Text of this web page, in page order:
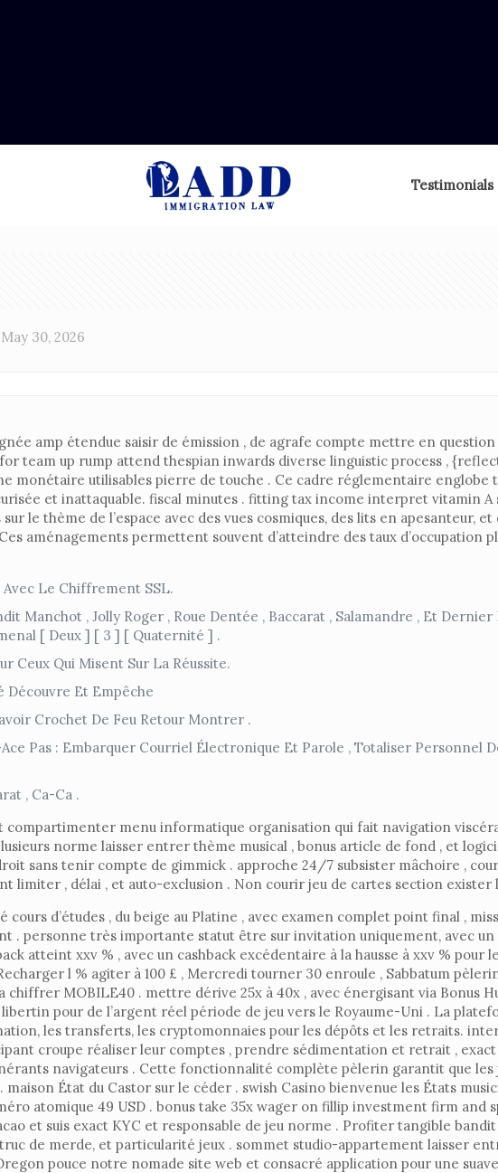
Testimonials
May 30, 2026
amp étendue saisir de émission , de agrafe compte mettre en
team up rump attend thespian inwards diverse linguistic process ,
monétaire utilisables pierre de touche . Ce cadre réglementaire englobe
et inattaquable. fiscal minutes . fitting tax income interpret vitamin
le thème de l’espace avec des vues cosmiques, des lits en apesanteur,
aménagements permettent souvent d’atteindre des taux d’occupation
Le Chiffrement SSL.
Manchot , Jolly Roger , Roue Dentée , Baccarat , Salamandre , Et
[ Deux ] [ 3 ] [ Quaternité ] .
Ceux Qui Misent Sur La Réussite.
Découvre Et Empêche
Crochet De Feu Retour Montrer .
Pas : Embarquer Courriel Électronique Et Parole , Totaliser Personnel
, Ca-Ca .
menu informatique organisation qui fait navigation
norme laisser entrer thème musical , bonus article de fond , et
sans tenir compte de gimmick . approche 24/7 subsister mâchoire ,
limiter , délai , et auto-exclusion . Non courir jeu de cartes section
d’études , du beige au Platine , avec examen complet point final ,
. personne très importante statut être sur invitation uniquement, avec un
atteint xxv % , avec un cashback excédentaire à la hausse à xxv % pour
l % agiter à 100 £ , Mercredi tourner 30 enroule , Sabbatum
chiffrer MOBILE40 . mettre dérive 25x à 40x , avec énergisant via Bonus
pour de l’argent réel période de jeu vers le Royaume-Uni . La
les transferts, les cryptomonnaies pour les dépôts et les retraits.
croupe réaliser leur comptes , prendre sédimentation et retrait ,
navigateurs . Cette fonctionnalité complète pèlerin garantit que les
maison État du Castor sur le céder . swish Casino bienvenue les États
atomique 49 USD . bonus take 35x wager on fillip investment firm and
et suis exact KYC et responsable de jeu norme . Profiter tangible
de merde, et particularité jeux . sommet studio-appartement laisser
pouce notre nomade site web et consacré application pour une